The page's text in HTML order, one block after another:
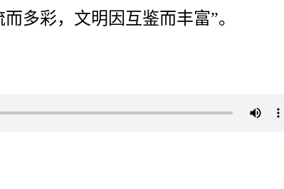
多彩，文明因互鉴而丰富”。